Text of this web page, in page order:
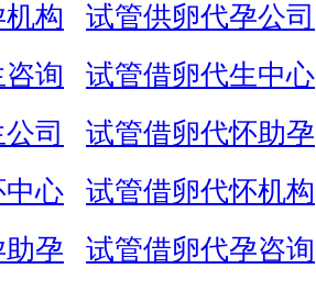
构
试管供卵代孕公司
询
试管借卵代生中心
司
试管借卵代怀助孕
中心
试管借卵代怀机构
孕
试管借卵代孕咨询